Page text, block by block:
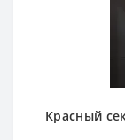
Красный